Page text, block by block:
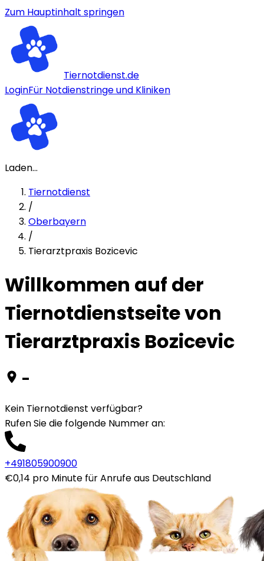
Zum Hauptinhalt springen
Tiernotdienst.de
LoginFür Notdienstringe und Kliniken
Laden...
Tiernotdienst
/
Oberbayern
/
Tierarztpraxis Bozicevic
Willkommen auf der
Tiernotdienstseite von
Tierarztpraxis Bozicevic
-
Kein Tiernotdienst verfügbar?
Rufen Sie die folgende Nummer an:
+491805900900
€0,14 pro Minute für Anrufe aus Deutschland